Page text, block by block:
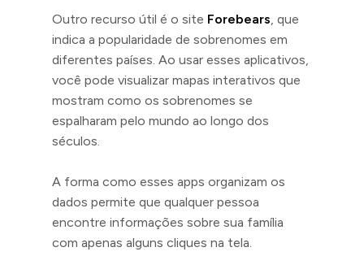
Outro recurso útil é o site Forebears, que
indica a popularidade de sobrenomes em
diferentes países. Ao usar esses aplicativos,
você pode visualizar mapas interativos que
mostram como os sobrenomes se
espalharam pelo mundo ao longo dos
séculos.
A forma como esses apps organizam os
dados permite que qualquer pessoa
encontre informações sobre sua família
com apenas alguns cliques na tela.